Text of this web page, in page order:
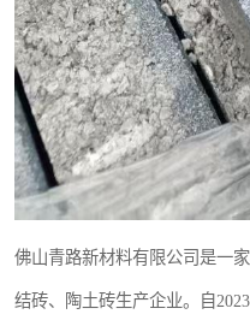
佛山青路新材料有限公司是一
结砖、陶土砖生产企业。自